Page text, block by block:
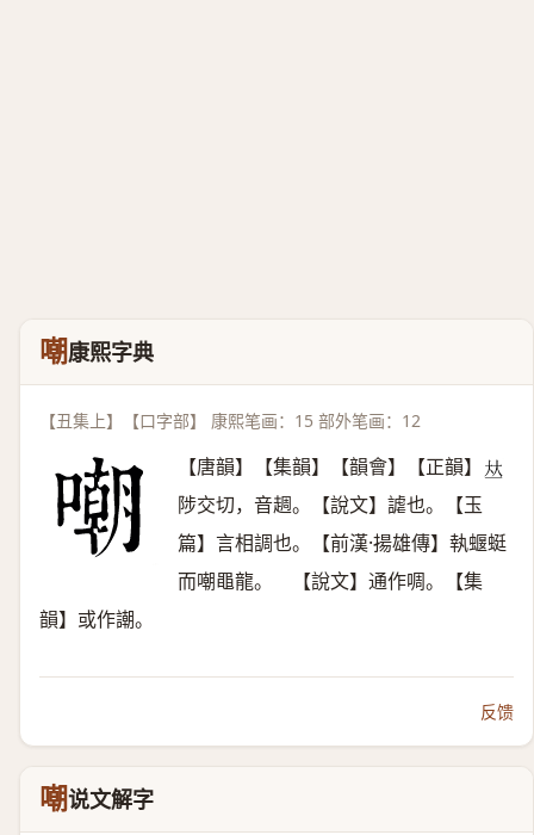
嘲康熙字典
【丑集上】【口字部】 康熙笔画：15 部外笔画：12
【唐韻】【集韻】【韻會】【正韻】 𠀤
陟交切，音䞴。【說文】謔也。【玉
篇】言相調也。【前漢·揚雄傳】執蝘蜓
而嘲黽龍。 【說文】通作啁。【集
韻】或作謿。
反馈
嘲说文解字